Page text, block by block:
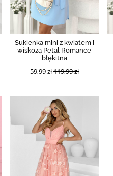
Sukienka mini z kwiatem i
wiskozą Petal Romance
błękitna
59,99 zł119,99 zł